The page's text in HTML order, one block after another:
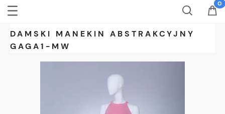
DAMSKI MANEKIN ABSTRAKCYJNY
GAGA1-MW